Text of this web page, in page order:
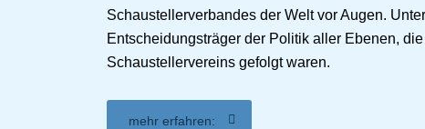
Schaustellerverbandes der Welt vor Augen.
Entscheidungsträger der Politik aller Ebenen,
Schaustellervereins gefolgt waren.
mehr erfahren: